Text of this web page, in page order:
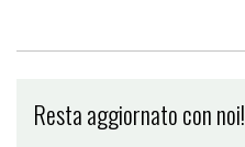
Resta aggiornato con noi!